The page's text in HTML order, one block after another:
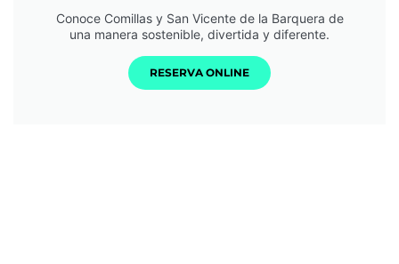
Conoce Comillas y San Vicente de la Barquera de
una manera sostenible, divertida y diferente.
RESERVA ONLINE